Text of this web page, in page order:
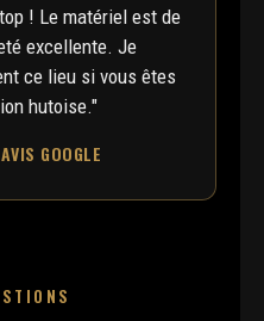
! Le matériel est de
excellente. Je
ce lieu si vous êtes
hutoise."
GOOGLE